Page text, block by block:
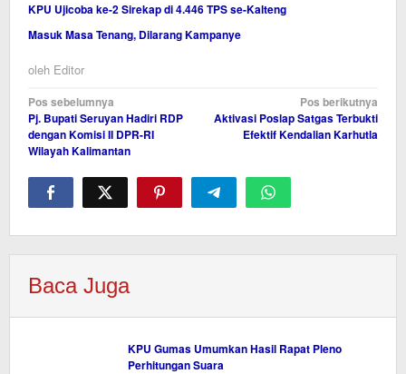
KPU Ujicoba ke-2 Sirekap di 4.446 TPS se-Kalteng
Masuk Masa Tenang, Dilarang Kampanye
oleh Editor
Navigasi
pos
Pos sebelumnya
Pj. Bupati Seruyan Hadiri RDP
dengan Komisi II DPR-RI
Wilayah Kalimantan
Pos berikutnya
Aktivasi Poslap Satgas Terbukti
Efektif Kendalian Karhutla
Baca Juga
KPU Gumas Umumkan Hasil Rapat Pleno
Perhitungan Suara